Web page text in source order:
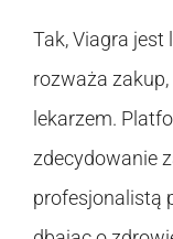
Tak, Viagra jest
rozważa
lekarzem.
zdecydowanie
profesjonalistą